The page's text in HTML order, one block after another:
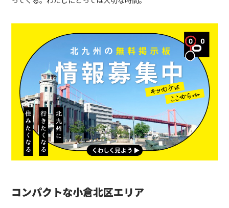
コンパクトな小倉北区エリア